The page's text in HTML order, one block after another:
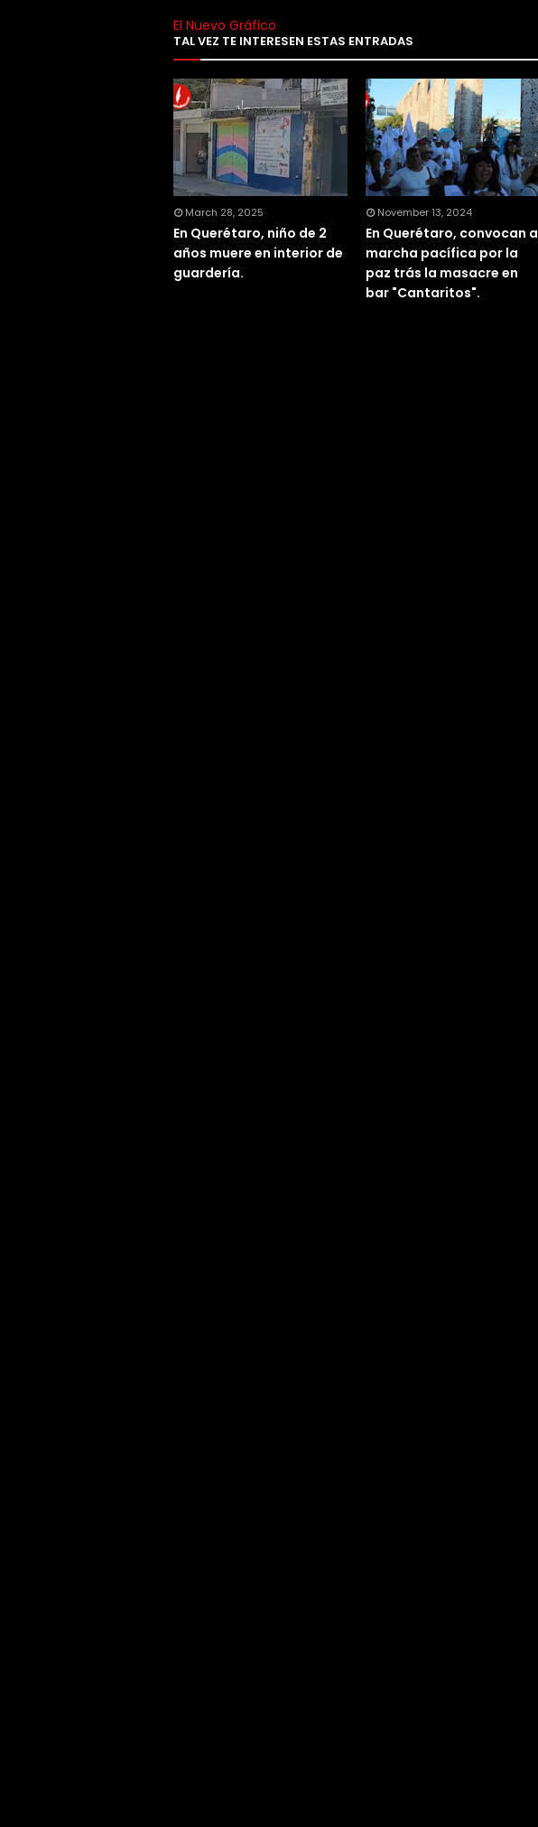
El Nuevo Gráfico
TAL VEZ TE INTERESEN ESTAS ENTRADAS
March 28, 2025
En Querétaro, niño de 2
años muere en interior de
guardería.
November 13, 2024
En Querétaro, convocan a
marcha pacífica por la
paz trás la masacre en
bar "Cantaritos".